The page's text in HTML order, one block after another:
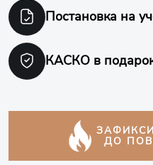
Постановка на
КАСКО в
ДО